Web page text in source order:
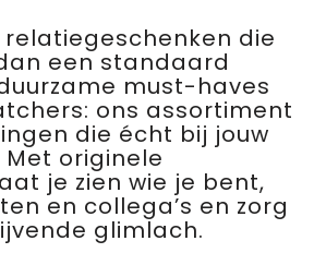
relatiegeschenken die
een standaard
must-haves
ons assortiment
die écht bij jouw
originele
je zien wie je bent,
en collega’s en zorg
glimlach.